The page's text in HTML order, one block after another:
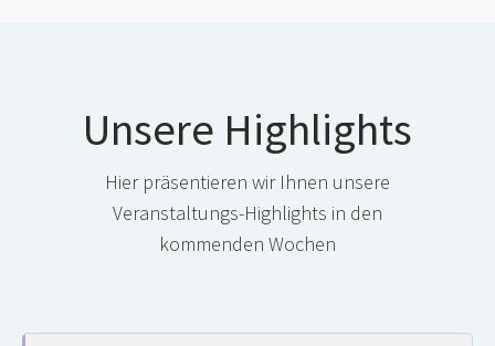
Unsere Highlights
Hier präsentieren wir Ihnen unsere
Veranstaltungs-Highlights in den
kommenden Wochen